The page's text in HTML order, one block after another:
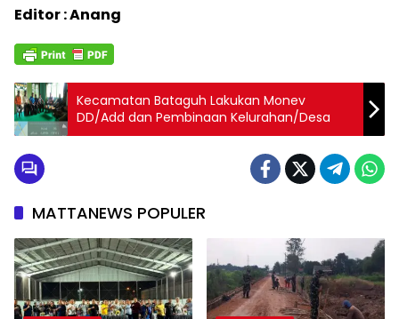
Editor : Anang
Kecamatan Bataguh Lakukan Monev
DD/Add dan Pembinaan Kelurahan/Desa
MATTANEWS POPULER